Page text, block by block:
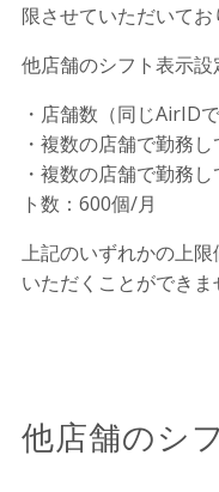
限させていただいてお
他店舗のシフト表示
・店舗数（同じAirID
・複数の店舗で勤務
・複数の店舗で勤務
ト数：600個/月
上記のいずれかの上
いただくことができま
他店舗のシ